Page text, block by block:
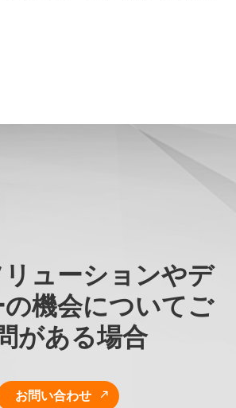
ューションやデ
の機会についてご
がある場合
お問い合わせ